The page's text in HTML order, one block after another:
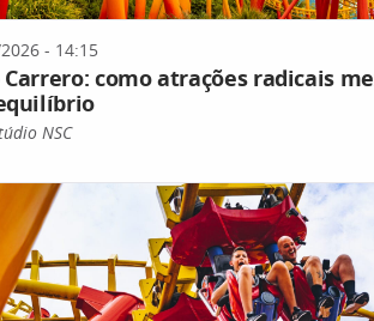
- 14:15
Carrero: como atrações radicais
NSC